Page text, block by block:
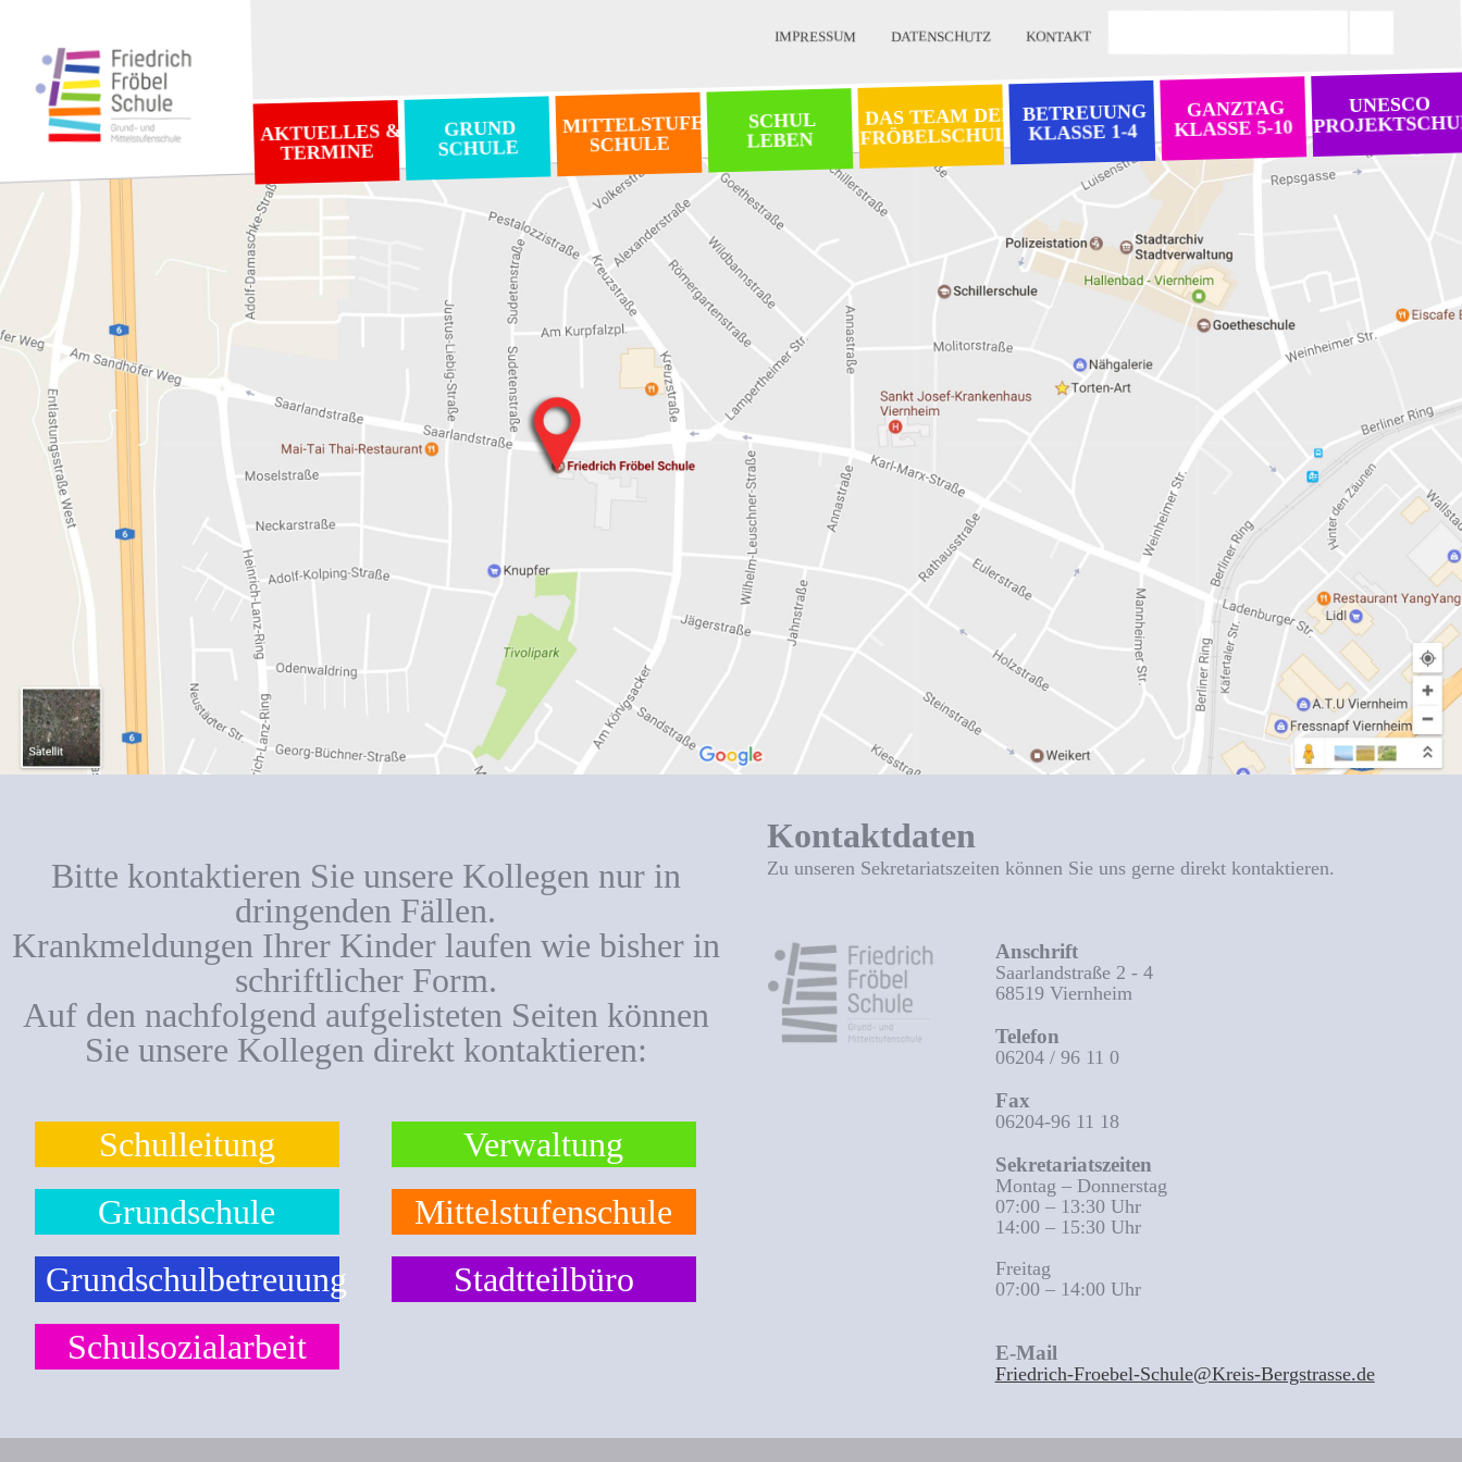
IMPRESSUM DATENSCHUTZ KONTAKT
AKTUELLES &
TERMINE
GRUND
SCHULE
MITTELSTUFEN
SCHULE
SCHUL
LEBEN
DAS TEAM DER
FRÖBELSCHULE
BETREUUNG
KLASSE 1-4
GANZTAG
KLASSE 5-10
UNESCO
Bitte kontaktieren Sie unsere Kollegen nur in
dringenden Fällen.
Krankmeldungen Ihrer Kinder laufen wie bisher in
schriftlicher Form.
Auf den nachfolgend aufgelisteten Seiten können
Sie unsere Kollegen direkt kontaktieren:
Schulleitung
Verwaltung
Grundschule
Mittelstufenschule
Grundschulbetreuung
Stadtteilbüro
Schulsozialarbeit
Kontaktdaten
Zu unseren Sekretariatszeiten können Sie uns gerne direkt kontaktieren.
Anschrift
Saarlandstraße 2 - 4
68519 Viernheim
Telefon
06204 / 96 11 0
Fax
06204-96 11 18
Sekretariatszeiten
Montag – Donnerstag
07:00 – 13:30 Uhr
14:00 – 15:30 Uhr
Freitag
07:00 – 14:00 Uhr
E-Mail
Friedrich-Froebel-Schule@Kreis-Bergstrasse.de